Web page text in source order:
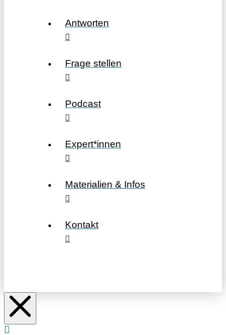
Antworten
Frage stellen
Podcast
Expert*innen
Materialien & Infos
Kontakt